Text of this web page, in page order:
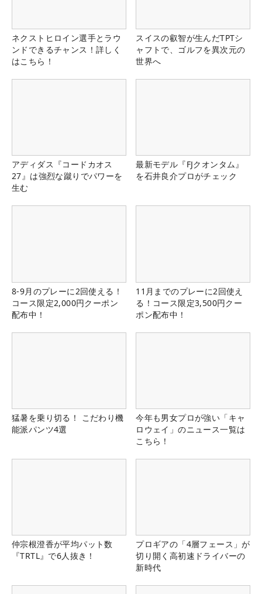
ネクストヒロイン選手とラウ
ンドできるチャンス！詳しく
はこちら！
スイスの叡智が生んだTPTシ
ャフトで、ゴルフを異次元の
世界へ
アディダス『コードカオス
27』は強烈な蹴りでパワーを
生む
最新モデル『FJクオンタム』
を石井良介プロがチェック
8-9月のプレーに2回使える！
コース限定2,000円クーポン
配布中！
11月までのプレーに2回使え
る！コース限定3,500円クー
ポン配布中！
猛暑を乗り切る！ こだわり機
能派パンツ4選
今年も男女プロが強い「キャ
ロウェイ」のニュース一覧は
こちら！
仲宗根澄香が平均パット数
『TRTL』で6人抜き！
プロギアの「4層フェース」が
切り開く高初速ドライバーの
新時代